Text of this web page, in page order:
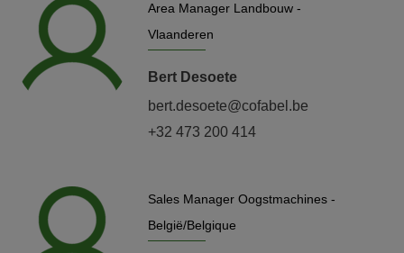
Area Manager Landbouw -
Vlaanderen
Bert Desoete
bert.desoete@cofabel.be
+32 473 200 414
Sales Manager Oogstmachines -
België/Belgique